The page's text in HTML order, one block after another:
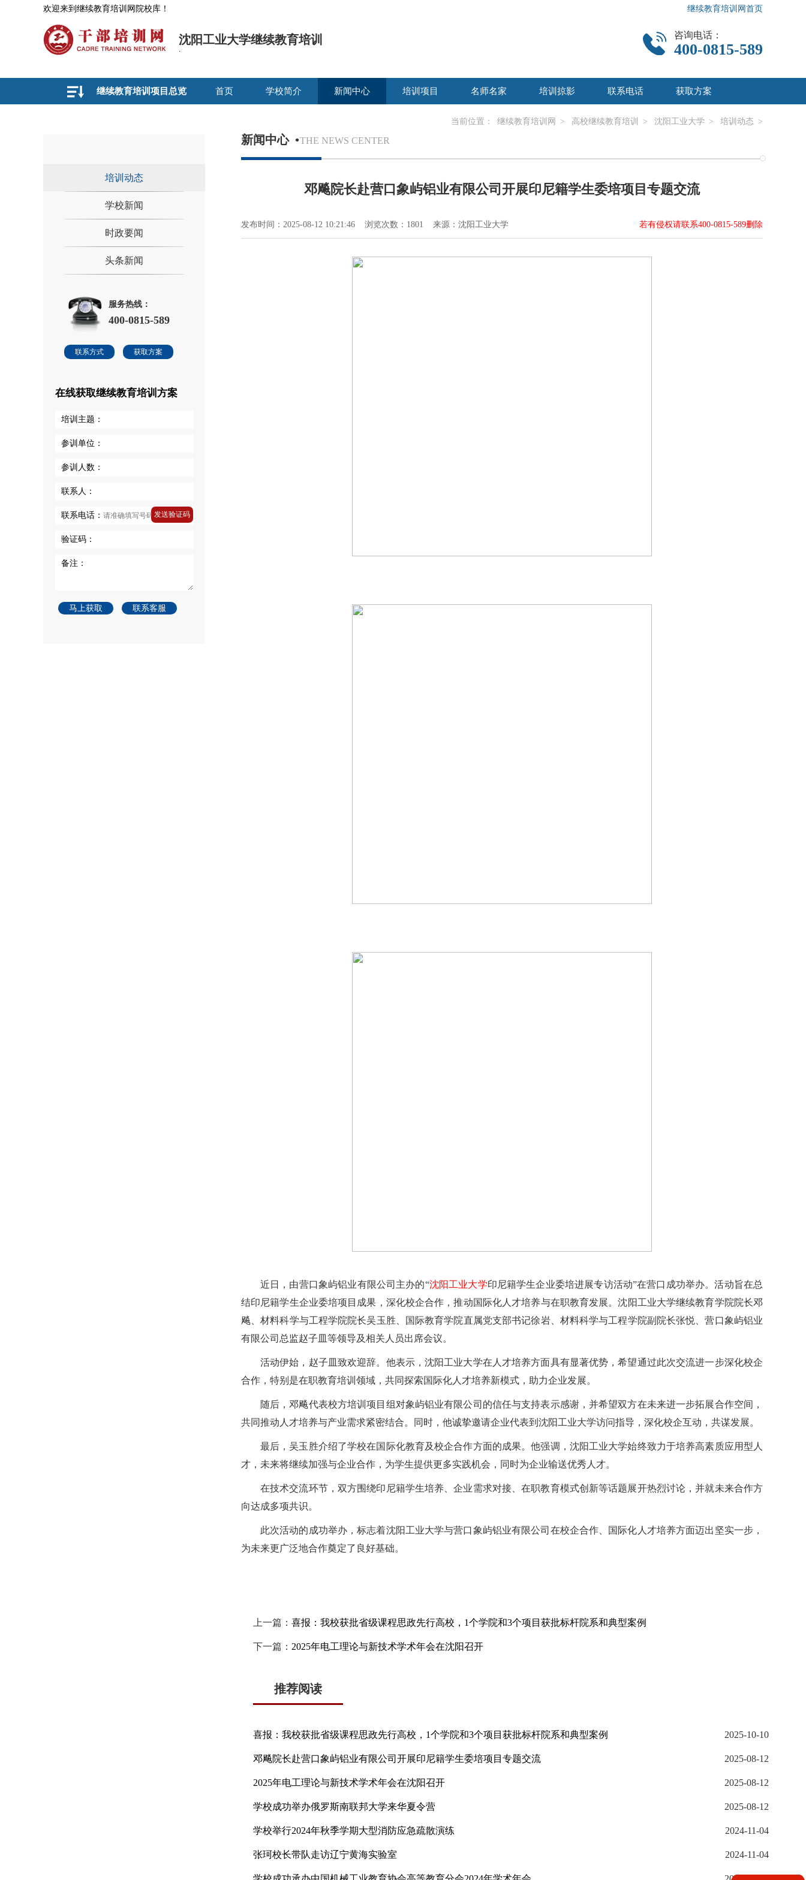
欢迎来到继续教育培训网院校库！ 继续教育培训网首页
沈阳工业大学继续教育培训 咨询电话：
400-0815-589
首页 学校简介 新闻中心 培训项目 名师名家 培训掠影 联系电话 获取方案
继续教育培训项目总览
当前位置： 继续教育培训网 > 高校继续教育培训 > 沈阳工业大学 > 培训动态 >
培训动态
学校新闻
时政要闻
头条新闻
服务热线：
400-0815-589
联系方式 获取方案
在线获取继续教育培训方案
培训主题：
参训单位：
参训人数：
联系人：
联系电话： 发送验证码
验证码：
备注：
马上获取 联系客服
新闻中心 •THE NEWS CENTER
邓飚院长赴营口象屿铝业有限公司开展印尼籍学生委培项目专题交流
发布时间：2025-08-12 10:21:46 浏览次数：1801 来源：沈阳工业大学 若有侵权请联系400-0815-589删除
近日，由营口象屿铝业有限公司主办的“沈阳工业大学印尼籍学生企业委培进展专访活动”在营口成功举办。活动旨在总
结印尼籍学生企业委培项目成果，深化校企合作，推动国际化人才培养与在职教育发展。沈阳工业大学继续教育学院院长邓
飚、材料科学与工程学院院长吴玉胜、国际教育学院直属党支部书记徐岩、材料科学与工程学院副院长张悦、营口象屿铝业
有限公司总监赵子皿等领导及相关人员出席会议。
活动伊始，赵子皿致欢迎辞。他表示，沈阳工业大学在人才培养方面具有显著优势，希望通过此次交流进一步深化校企
合作，特别是在职教育培训领域，共同探索国际化人才培养新模式，助力企业发展。
随后，邓飚代表校方培训项目组对象屿铝业有限公司的信任与支持表示感谢，并希望双方在未来进一步拓展合作空间，
共同推动人才培养与产业需求紧密结合。同时，他诚挚邀请企业代表到沈阳工业大学访问指导，深化校企互动，共谋发展。
最后，吴玉胜介绍了学校在国际化教育及校企合作方面的成果。他强调，沈阳工业大学始终致力于培养高素质应用型人
才，未来将继续加强与企业合作，为学生提供更多实践机会，同时为企业输送优秀人才。
在技术交流环节，双方围绕印尼籍学生培养、企业需求对接、在职教育模式创新等话题展开热烈讨论，并就未来合作方
向达成多项共识。
此次活动的成功举办，标志着沈阳工业大学与营口象屿铝业有限公司在校企合作、国际化人才培养方面迈出坚实一步，
为未来更广泛地合作奠定了良好基础。
上一篇： 喜报：我校获批省级课程思政先行高校，1个学院和3个项目获批标杆院系和典型案例
下一篇： 2025年电工理论与新技术学术年会在沈阳召开
推荐阅读
喜报：我校获批省级课程思政先行高校，1个学院和3个项目获批标杆院系和典型案例 2025-10-10
邓飚院长赴营口象屿铝业有限公司开展印尼籍学生委培项目专题交流 2025-08-12
2025年电工理论与新技术学术年会在沈阳召开 2025-08-12
学校成功举办俄罗斯南联邦大学来华夏令营 2025-08-12
学校举行2024年秋季学期大型消防应急疏散演练 2024-11-04
张珂校长带队走访辽宁黄海实验室 2024-11-04